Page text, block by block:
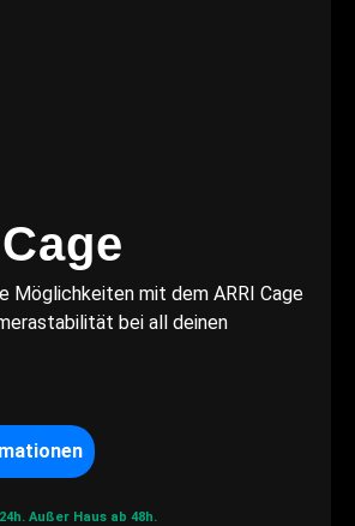
Möglichkeiten mit dem ARRI Cage
bei all deinen
Außer Haus ab 48h.